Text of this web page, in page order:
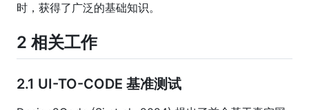
时，获得了广泛的基础知识。
2 相关工作
2.1 UI-TO-CODE 基准测试